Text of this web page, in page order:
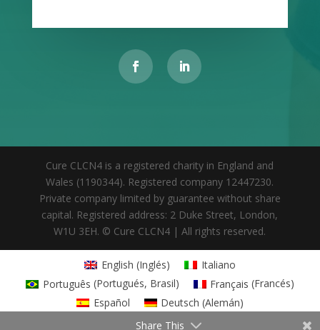
Cure CLCN4 is a registered charity in England and
Wales (1190344). Registered company 12447230.
Private company limited by guarantee without share
capital. Registered address: 2 Duke Street, London,
W1U 3EH. © Cure CLCN4 | All rights reserved.
Share This
English (Inglés)
Italiano
Português (Portugués, Brasil) Français (Francés)
Español
Deutsch (Alemán)